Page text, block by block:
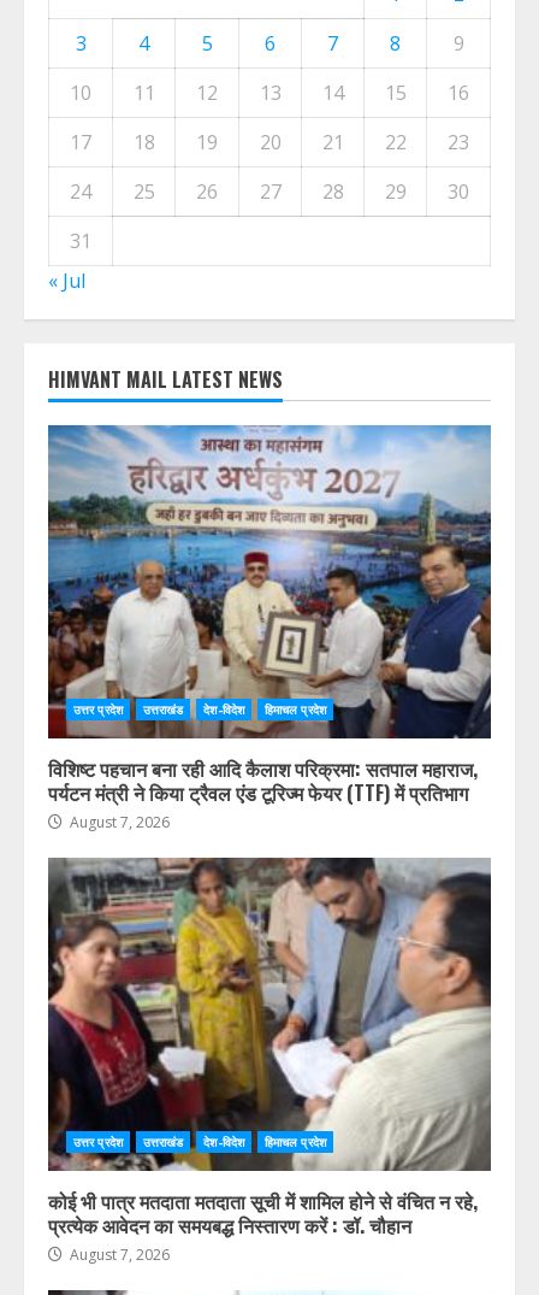
3
4 5 6 7 8
9
10
11 12 13 14 15
16
17
18 19 20 21 22
23
24
25 26 27 28 29
30
31
« Jul
HIMVANT MAIL LATEST NEWS
उत्तर प्रदेश उत्तराखंड देश-विदेश हिमाचल प्रदेश
विशिष्ट पहचान बना रही आदि कैलाश परिक्रमा: सतपाल महाराज,
पर्यटन मंत्री ने किया ट्रैवल एंड टूरिज्म फेयर (TTF) में प्रतिभाग
August 7, 2026
उत्तर प्रदेश उत्तराखंड देश-विदेश हिमाचल प्रदेश
कोई भी पात्र मतदाता मतदाता सूची में शामिल होने से वंचित न रहे,
प्रत्येक आवेदन का समयबद्ध निस्तारण करें : डॉ. चौहान
August 7, 2026